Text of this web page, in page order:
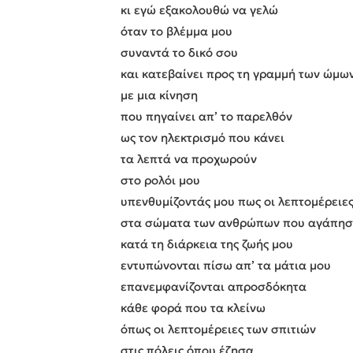
κι εγώ εξακολουθώ να γελώ
όταν το βλέμμα μου
συναντά το δικό σου
και κατεβαίνει προς τη γραμμή των
με μια κίνηση
που πηγαίνει απ’ το παρελθόν
ως τον ηλεκτρισμό που κάνει
τα λεπτά να προχωρούν
στο ρολόι μου
υπενθυμίζοντάς μου πως οι λεπτομέρειες
στα σώματα των ανθρώπων που
κατά τη διάρκεια της ζωής μου
εντυπώνονται πίσω απ’ τα μάτια μου
επανεμφανίζονται απροσδόκητα
κάθε φορά που τα κλείνω
όπως οι λεπτομέρειες των σπιτιών